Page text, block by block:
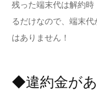
残った端末代は解約
るだけなので、端末
はありません！
◆違約金が